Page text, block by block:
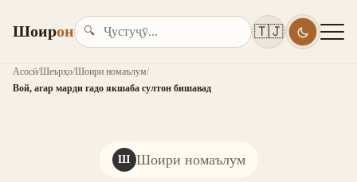
Шоирон 🔍 🇹🇯
Асосӣ/Шеърҳо/Шоири номаълум/
Вой, агар марди гадо якшаба султон бишавад
Ш Шоири номаълум